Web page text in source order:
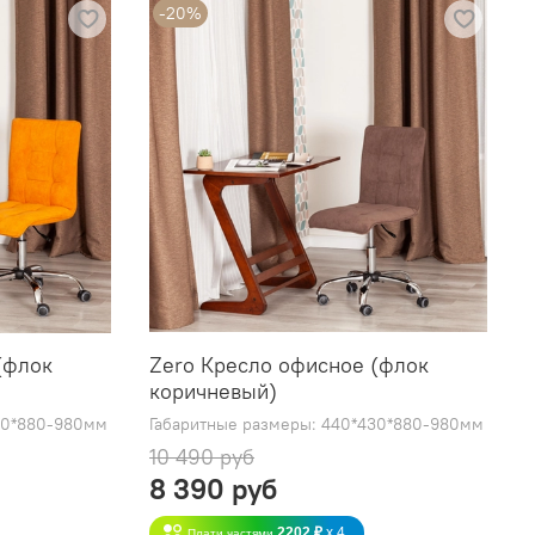
980мм
-20%
Zero Кресло офисное (флок
коричневый)
Габаритные размеры: 440*430*880-980мм
10 490 руб
8 390 руб